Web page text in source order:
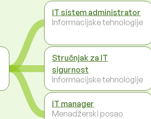
IT sistem administrator
Informacijske tehnologije
Stručnjak za IT
sigurnost
Informacijske tehnologije
IT manager
Menadžerski posao